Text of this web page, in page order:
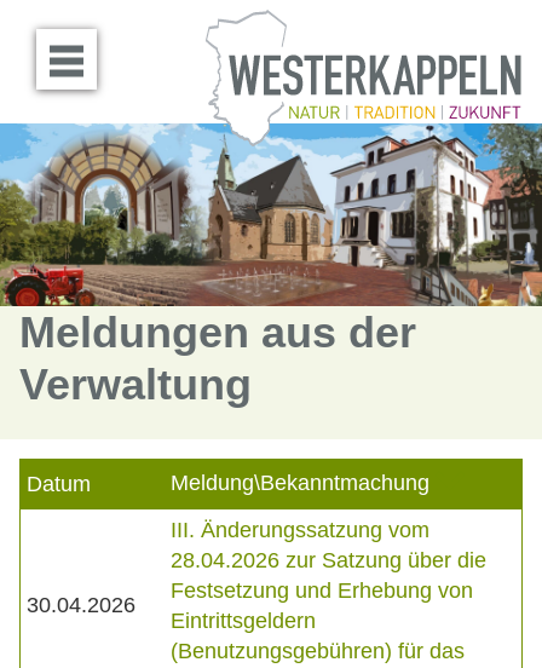
Menü öffnen
Meldungen aus der
Verwaltung
Datum Meldung\Bekanntmachung
30.04.2026
III. Änderungssatzung vom
28.04.2026 zur Satzung über die
Festsetzung und Erhebung von
Eintrittsgeldern
(Benutzungsgebühren) für das